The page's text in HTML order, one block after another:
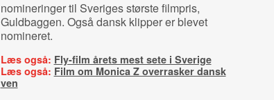
nomineringer til Sveriges største filmpris,
Guldbaggen. Også dansk klipper er blevet
nomineret.
Læs også: Fly-film årets mest sete i Sverige
Læs også: Film om Monica Z overrasker dansk
ven